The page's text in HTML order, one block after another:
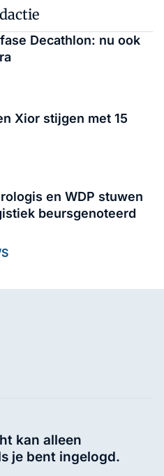
Decathlon: nu ook
Xior stijgen met 15
en WDP stuwen
beursgenoteerd
kan alleen
je bent ingelogd.